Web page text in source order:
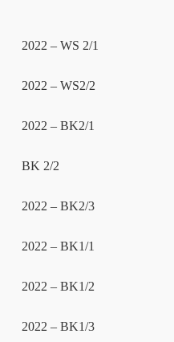
2022 – WS 2/1
2022 – WS2/2
2022 – BK2/1
BK 2/2
2022 – BK2/3
2022 – BK1/1
2022 – BK1/2
2022 – BK1/3